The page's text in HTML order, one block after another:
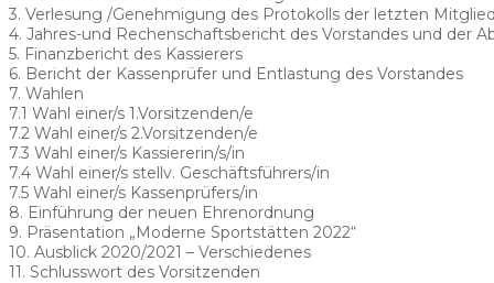
3. Verlesung /Genehmigung des Protokolls der letzten
4. Jahres-und Rechenschaftsbericht des Vorstandes und der
5. Finanzbericht des Kassierers
6. Bericht der Kassenprüfer und Entlastung des Vorstandes
7. Wahlen
7.1 Wahl einer/s 1.Vorsitzenden/e
7.2 Wahl einer/s 2.Vorsitzenden/e
7.3 Wahl einer/s Kassiererin/s/in
7.4 Wahl einer/s stellv. Geschäftsführers/in
7.5 Wahl einer/s Kassenprüfers/in
8. Einführung der neuen Ehrenordnung
9. Präsentation „Moderne Sportstätten 2022“
10. Ausblick 2020/2021 – Verschiedenes
11. Schlusswort des Vorsitzenden